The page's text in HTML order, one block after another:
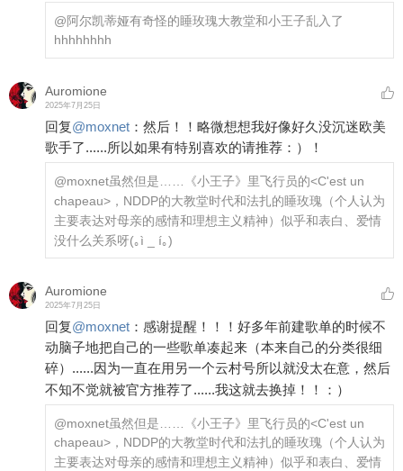
@阿尔凯蒂娅有奇怪的睡玫瑰大教堂和小王子乱入了
hhhhhhhh
Auromione
2025年7月25日
回复@moxnet ： 然后！！略微想想我好像好久没沉迷欧美
歌手了......所以如果有特别喜欢的请推荐：）！
@moxnet虽然但是……《小王子》里飞行员的<C'est un
chapeau>，NDDP的大教堂时代和法扎的睡玫瑰（个人认为
主要表达对母亲的感情和理想主义精神）似乎和表白、爱情
没什么关系呀(｡ì _ í｡)
Auromione
2025年7月25日
回复@moxnet ： 感谢提醒！！！好多年前建歌单的时候不
动脑子地把自己的一些歌单凑起来（本来自己的分类很细
碎）......因为一直在用另一个云村号所以就没太在意，然后
不知不觉就被官方推荐了......我这就去换掉！！：）
@moxnet虽然但是……《小王子》里飞行员的<C'est un
chapeau>，NDDP的大教堂时代和法扎的睡玫瑰（个人认为
主要表达对母亲的感情和理想主义精神）似乎和表白、爱情